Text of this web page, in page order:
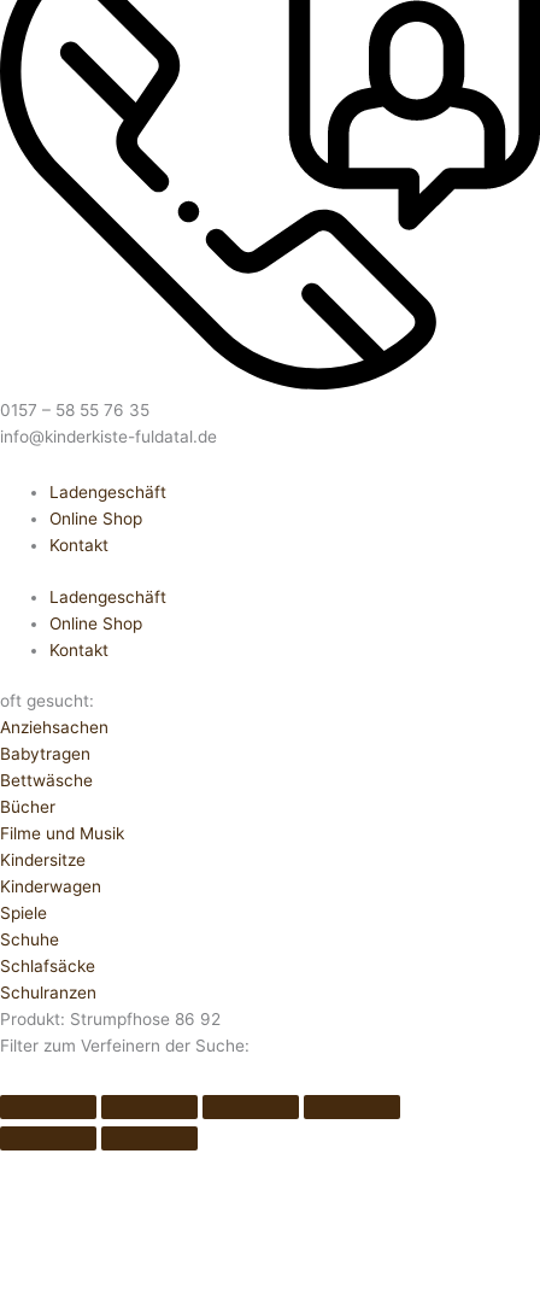
0157 – 58 55 76 35
info@kinderkiste-fuldatal.de
Ladengeschäft
Online Shop
Kontakt
Ladengeschäft
Online Shop
Kontakt
oft gesucht:
Anziehsachen
Babytragen
Bettwäsche
Bücher
Filme und Musik
Kindersitze
Kinderwagen
Spiele
Schuhe
Schlafsäcke
Schulranzen
Produkt: Strumpfhose 86 92
Filter zum Verfeinern der Suche: